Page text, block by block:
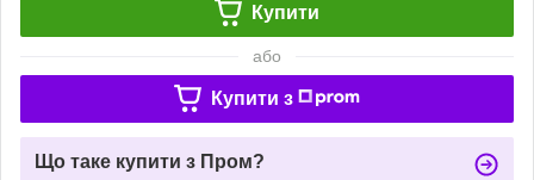
Купити
або
Купити з
Що таке купити з Пром?